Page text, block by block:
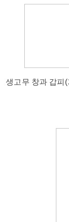
생고무 창과 갑피